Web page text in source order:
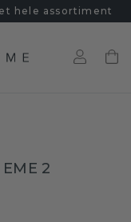
hele assortiment
2